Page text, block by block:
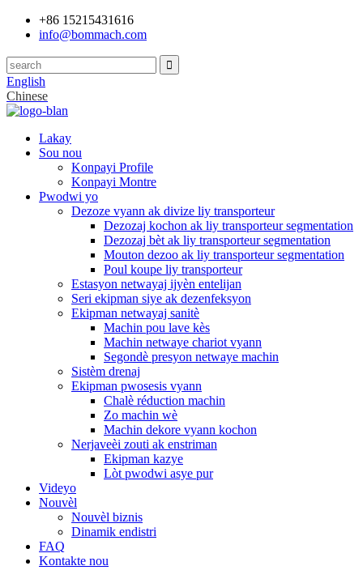
+86 15215431616
info@bommach.com
English
Chinese
Lakay
Sou nou
Konpayi Profile
Konpayi Montre
Pwodwi yo
Dezoze vyann ak divize liy transporteur
Dezozaj kochon ak liy transporteur segmentation
Dezozaj bèt ak liy transporteur segmentation
Mouton dezoo ak liy transporteur segmentation
Poul koupe liy transporteur
Estasyon netwayaj ijyèn entelijan
Seri ekipman siye ak dezenfeksyon
Ekipman netwayaj sanitè
Machin pou lave kès
Machin netwaye chariot vyann
Segondè presyon netwaye machin
Sistèm drenaj
Ekipman pwosesis vyann
Chalè réduction machin
Zo machin wè
Machin dekore vyann kochon
Nerjaveèi zouti ak enstriman
Ekipman kazye
Lòt pwodwi asye pur
Videyo
Nouvèl
Nouvèl biznis
Dinamik endistri
FAQ
Kontakte nou